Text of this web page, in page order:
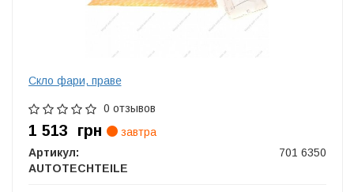
Скло фари, праве
0 отзывов
1 513 грн
завтра
Артикул:
701 6350
AUTOTECHTEILE